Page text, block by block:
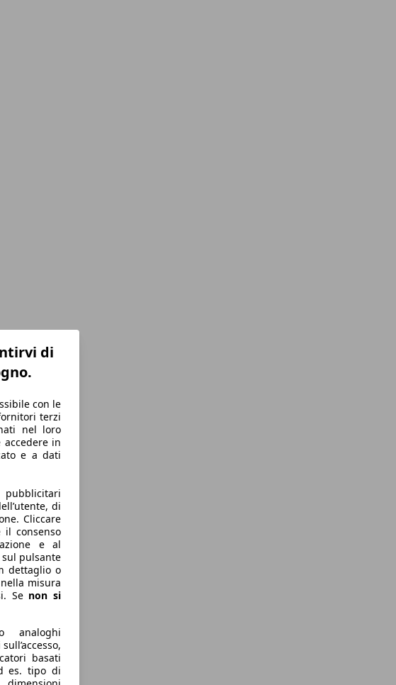
di
con le
terzi
nel loro
accedere in
e a dati
di
Cliccare
consenso
e al
pulsante
dettaglio o
misura
Se non si
analoghi
basati
es. tipo di